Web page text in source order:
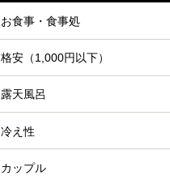
お食事・食事処
格安（1,000円以下）
露天風呂
冷え性
カップル